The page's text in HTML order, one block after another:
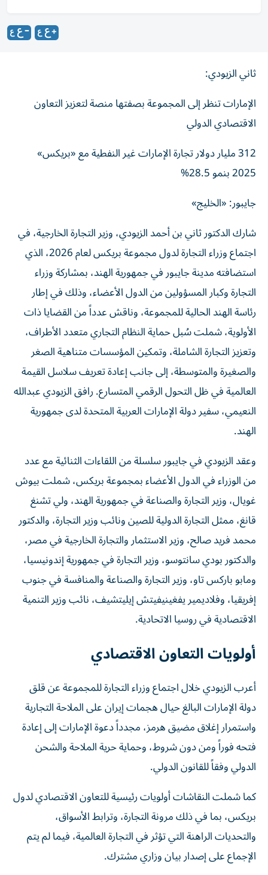
ثاني الزيودي:
الإمارات تنظر إلى المجموعة بصفتها منصة لتعزيز التعاون
الاقتصادي الدولي
312 مليار دولار تجارة الإمارات غير النفطية مع «بريكس»
2025 بنمو 28.5%
جايبور: «الخليج»
شارك الدكتور ثاني بن أحمد الزيودي، وزير التجارة الخارجية، في
اجتماع وزراء التجارة لدول مجموعة بريكس لعام 2026، الذي
استضافته مدينة جايبور في جمهورية الهند، بمشاركة وزراء
التجارة وكبار المسؤولين من الدول الأعضاء، وذلك في إطار
رئاسة الهند الحالية للمجموعة، وناقش عدداً من القضايا ذات
الأولوية، شملت سُبل حماية النظام التجاري متعدد الأطراف،
وتعزيز التجارة الشاملة، وتمكين المؤسسات متناهية الصغر
والصغيرة والمتوسطة، إلى جانب إعادة تعريف سلاسل القيمة
العالمية في ظل التحول الرقمي المتسارع. رافق الزيودي عبدالله
النعيمي، سفير دولة الإمارات العربية المتحدة لدى جمهورية
الهند.
وعقد الزيودي في جايبور سلسلة من اللقاءات الثنائية مع عدد
من الوزراء في الدول الأعضاء بمجموعة بريكس، شملت بيوش
غويال، وزير التجارة والصناعة في جمهورية الهند، ولي تشنغ
قانغ، ممثل التجارة الدولية للصين ونائب وزير التجارة، والدكتور
محمد فريد صالح، وزير الاستثمار والتجارة الخارجية في مصر،
والدكتور بودي سانتوسو، وزير التجارة في جمهورية إندونيسيا،
ومابو باركس تاو، وزير التجارة والصناعة والمنافسة في جنوب
إفريقيا، وفلاديمير يفغينيفيتش إيليتشيف، نائب وزير التنمية
الاقتصادية في روسيا الاتحادية.
أولويات التعاون الاقتصادي
أعرب الزيودي خلال اجتماع وزراء التجارة للمجموعة عن قلق
دولة الإمارات البالغ حيال هجمات إيران على الملاحة التجارية
واستمرار إغلاق مضيق هرمز، مجدداً دعوة الإمارات إلى إعادة
فتحه فوراً ومن دون شروط، وحماية حرية الملاحة والشحن
الدولي وفقاً للقانون الدولي.
كما شملت النقاشات أولويات رئيسية للتعاون الاقتصادي لدول
بريكس، بما في ذلك مرونة التجارة، وترابط الأسواق،
والتحديات الراهنة التي تؤثر في التجارة العالمية، فيما لم يتم
الإجماع على إصدار بيان وزاري مشترك.